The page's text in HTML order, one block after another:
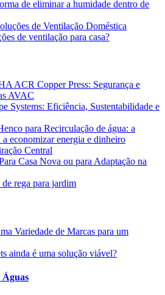
de eliminar a humidade dentro de
de Ventilação Doméstica
de ventilação para casa?
ACR Copper Press: Segurança e
AVAC
Systems: Eficiência, Sustentabilidade e
para Recirculação de água: a
economizar energia e dinheiro
Central
Casa Nova ou para Adaptação na
rega para jardim
Variedade de Marcas para um
ainda é uma solução viável?
Águas